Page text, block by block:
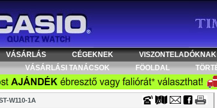
Timecenter
VÁSÁRLÁS CÉGEKNEK VISZONTELADÓKNAK
VÁSÁRLÁSI TANÁCSOK FÖOLDAL
W110-1A